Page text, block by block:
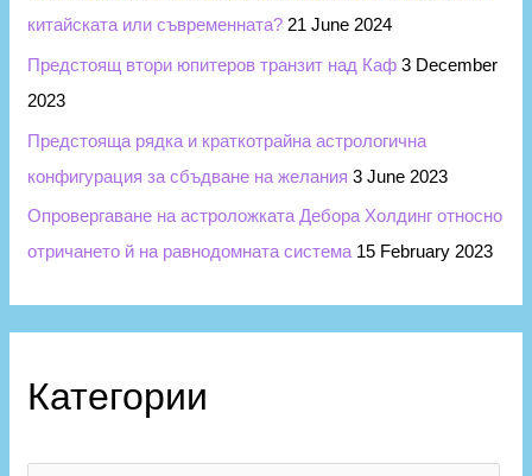
китайската или съвременната? 21 June 2024
Предстоящ втори юпитеров транзит над Каф 3 December
2023
Предстояща рядка и краткотрайна астрологична
конфигурация за сбъдване на желания 3 June 2023
Опровергаване на астроложката Дебора Холдинг относно
отричането й на равнодомната система 15 February 2023
Категории